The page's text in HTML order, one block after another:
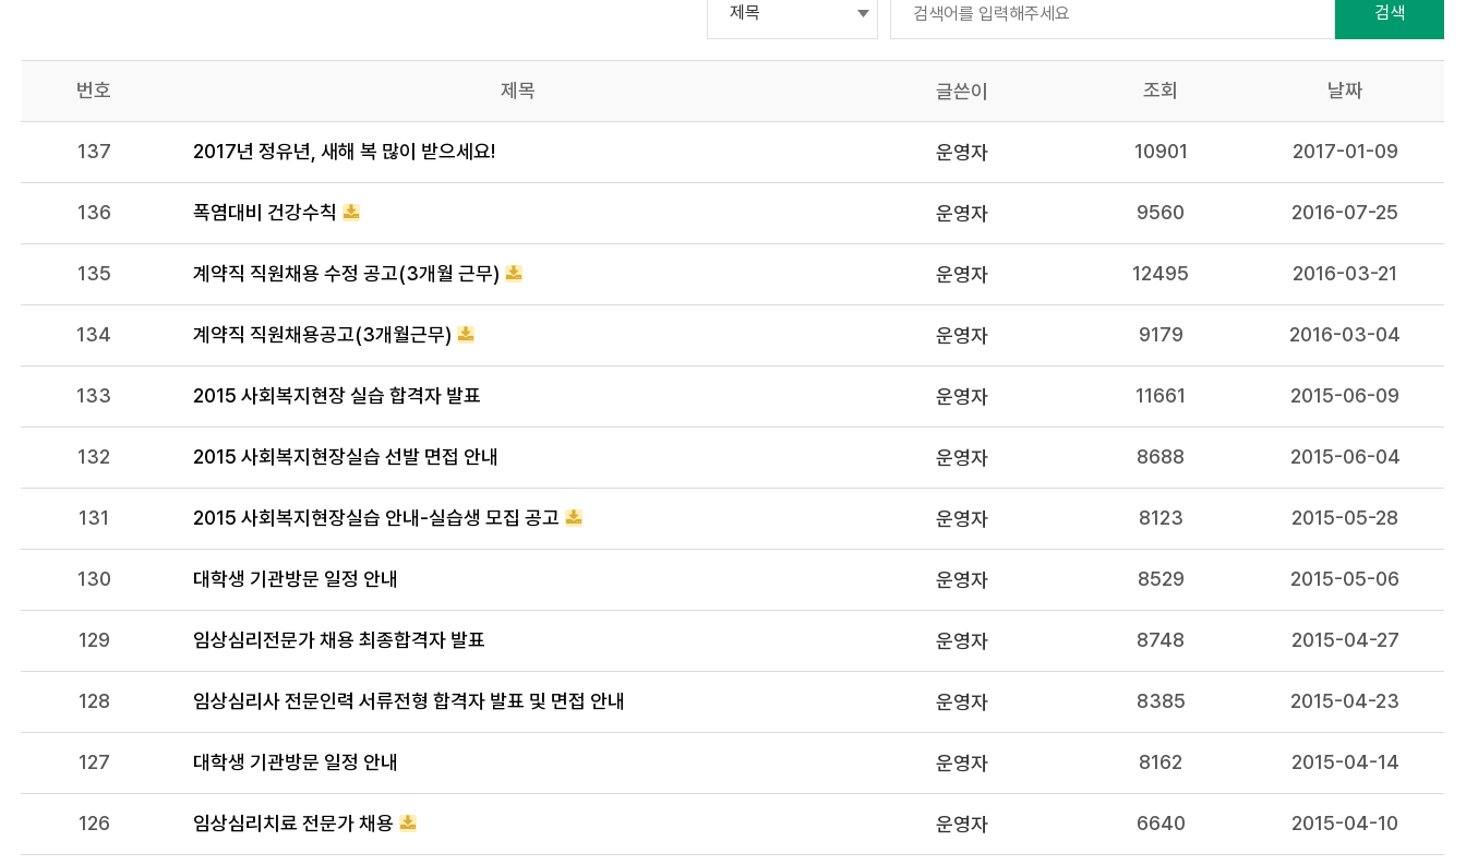
검색
번호 제목 글쓴이 조회 날짜
137 2017년 정유년, 새해 복 많이 받으세요! 운영자 10901 2017-01-09
136 폭염대비 건강수칙 운영자 9560 2016-07-25
135 계약직 직원채용 수정 공고(3개월 근무) 운영자 12495 2016-03-21
134 계약직 직원채용공고(3개월근무) 운영자 9179 2016-03-04
133 2015 사회복지현장 실습 합격자 발표 운영자 11661 2015-06-09
132 2015 사회복지현장실습 선발 면접 안내 운영자 8688 2015-06-04
131 2015 사회복지현장실습 안내-실습생 모집 공고 운영자 8123 2015-05-28
130 대학생 기관방문 일정 안내 운영자 8529 2015-05-06
129 임상심리전문가 채용 최종합격자 발표 운영자 8748 2015-04-27
128 임상심리사 전문인력 서류전형 합격자 발표 및 면접 안내 운영자 8385 2015-04-23
127 대학생 기관방문 일정 안내 운영자 8162 2015-04-14
126 임상심리치료 전문가 채용 운영자 6640 2015-04-10